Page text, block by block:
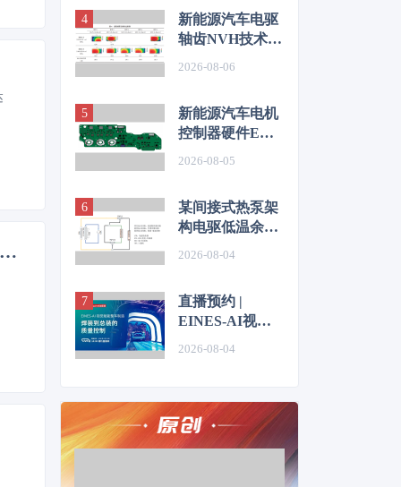
工信部加强智能网联汽车准入、召回、OTA管理 有助于推动整个产业规范化发展
温振动失效难题
新能源汽车电驱
轴齿NVH技术图
2026-08-06
新能源汽车电机
控制器硬件EMC
2026-08-05
某间接式热泵架
构电驱低温余热
2026-08-04
直播预约 |
EINES-AI视觉
2026-08-04